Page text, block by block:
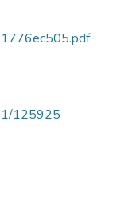
125925